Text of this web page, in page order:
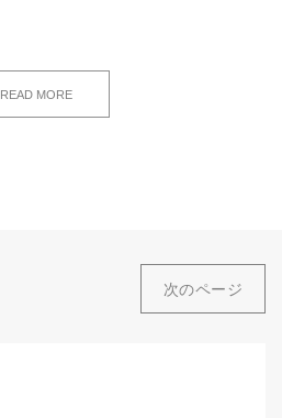
READ MORE
次のページ